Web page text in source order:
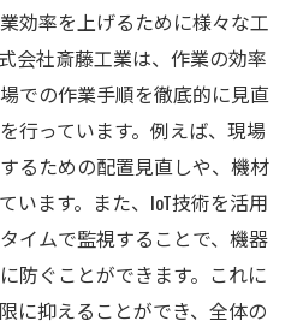
効率を上げるために様々な工
会社斎藤工業は、作業の効率
での作業手順を徹底的に見直
行っています。例えば、現場
るための配置見直しや、機材
います。また、IoT技術を活用
イムで監視することで、機器
防ぐことができます。これに
に抑えることができ、全体の